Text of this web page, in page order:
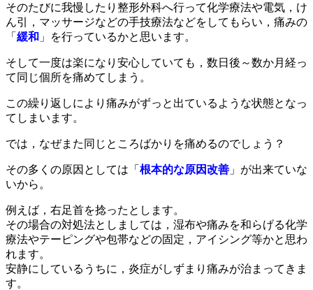
そのたびに我慢したり整形外科へ行って化学療法や電気，け
ん引，マッサージなどの手技療法などをしてもらい，痛みの
「 緩和 」を行っているかと思います。
そして一度は楽になり安心していても，数日後～数か月経っ
て同じ個所を痛めてしまう。
この繰り返しにより痛みがずっと出ているような状態となっ
てしまいます。
では，なぜまた同じところばかりを痛めるのでしょう？
その多くの原因としては「 根本的な原因改善 」が出来ていな
いから。
例えば，右足首を捻ったとします。
その場合の対処法としましては，湿布や痛みを和らげる化学
療法やテーピングや包帯などの固定，アイシング等かと思わ
れます。
安静にしているうちに，炎症がしずまり痛みが治まってきま
す。